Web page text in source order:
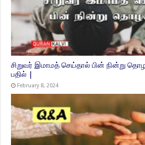
சிறுவர் இமாமத் செய்தால் பின் நின்று
பதில் |
February 8, 2024